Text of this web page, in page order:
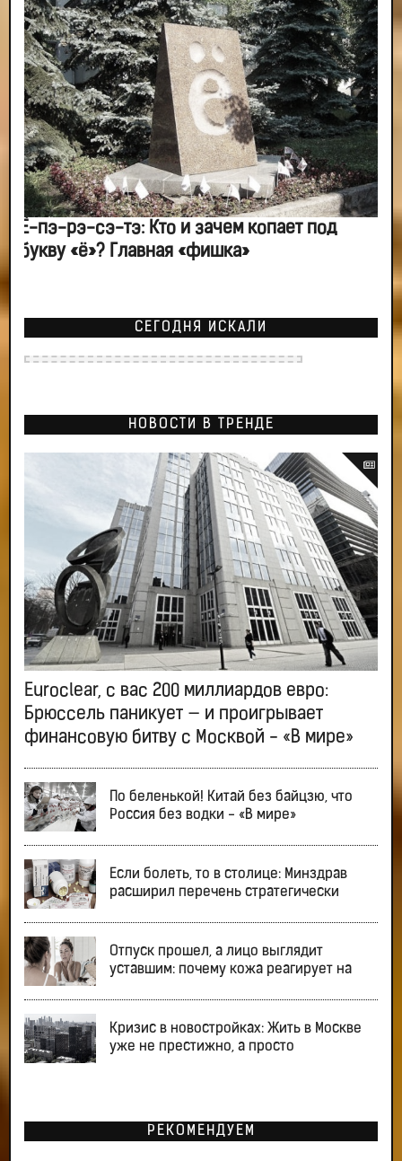
Ё-пэ-рэ-сэ-тэ: Кто и зачем копает под
букву «ё»? Главная «фишка»
СЕГОДНЯ ИСКАЛИ
НОВОСТИ В ТРЕНДЕ
Euroclear, с вас 200 миллиардов евро:
Брюссель паникует — и проигрывает
финансовую битву с Москвой - «В мире»
По беленькой! Китай без байцзю, что
Россия без водки - «В мире»
Если болеть, то в столице: Минздрав
расширил перечень стратегически
Отпуск прошел, а лицо выглядит
уставшим: почему кожа реагирует на
Кризис в новостройках: Жить в Москве
уже не престижно, а просто
РЕКОМЕНДУЕМ